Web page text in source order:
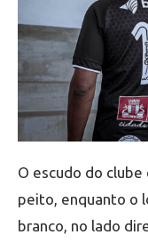
O escudo do
peito, enquanto o
branco, no lado